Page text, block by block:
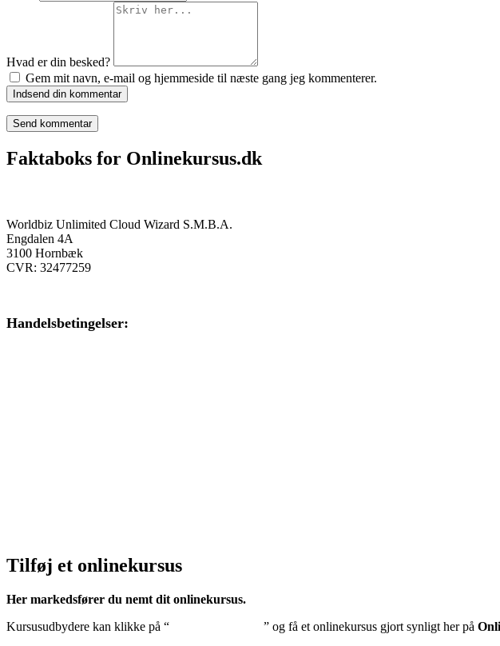
Hvad er din besked?
Gem mit navn, e-mail og hjemmeside til næste gang jeg kommenterer.
Indsend din kommentar
Faktaboks for Onlinekursus.dk
Worldbiz Unlimited Cloud Wizard S.M.B.A.
Engdalen 4A
3100 Hornbæk
CVR: 32477259
Handelsbetingelser:
Tilføj et onlinekursus
Her markedsfører du nemt dit onlinekursus.
Kursusudbydere kan klikke på “
” og få et onlinekursus gjort synligt her på